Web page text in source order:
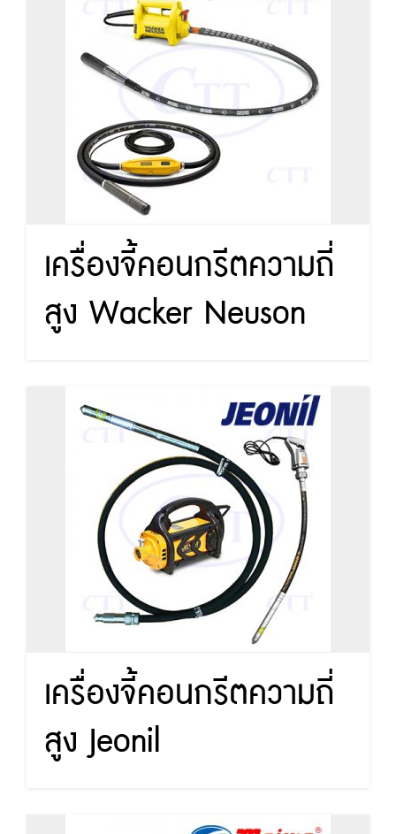
เครื่องจี้คอนกรีตความถี่
สูง Wacker Neuson
เครื่องจี้คอนกรีตความถี่
สูง Jeonil